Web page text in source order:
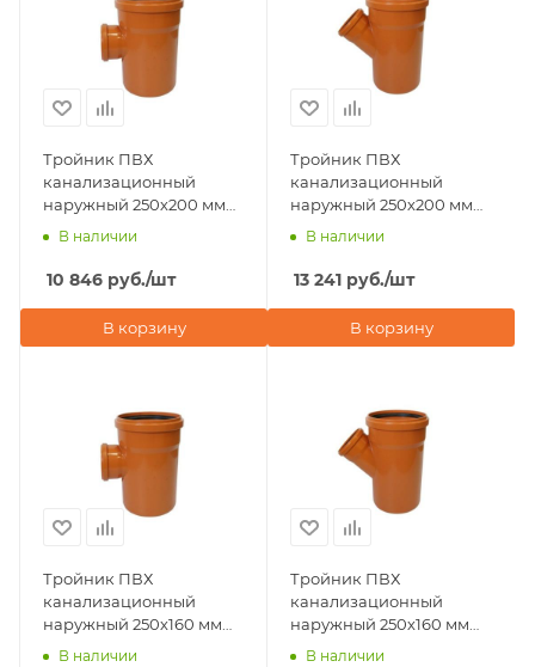
Тройник ПВХ
канализационный
наружный 250х200 мм
87° Хемкор
В наличии
10 846 руб./шт
В корзину
Тройник ПВХ
канализационный
наружный 250х200 мм
45° Хемкор
В наличии
13 241 руб./шт
В корзину
Тройник ПВХ
канализационный
наружный 250х160 мм
87° Хемкор
В наличии
Тройник ПВХ
канализационный
наружный 250х160 мм
45° Хемкор
В наличии